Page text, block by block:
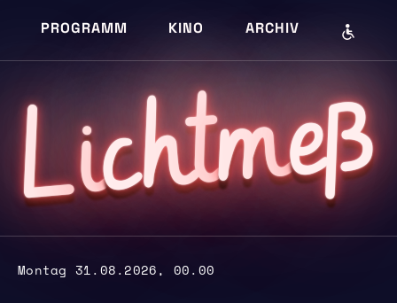
PROGRAMM KINO ARCHIV
Lichtmeß
Montag 31.08.2026, 00.00